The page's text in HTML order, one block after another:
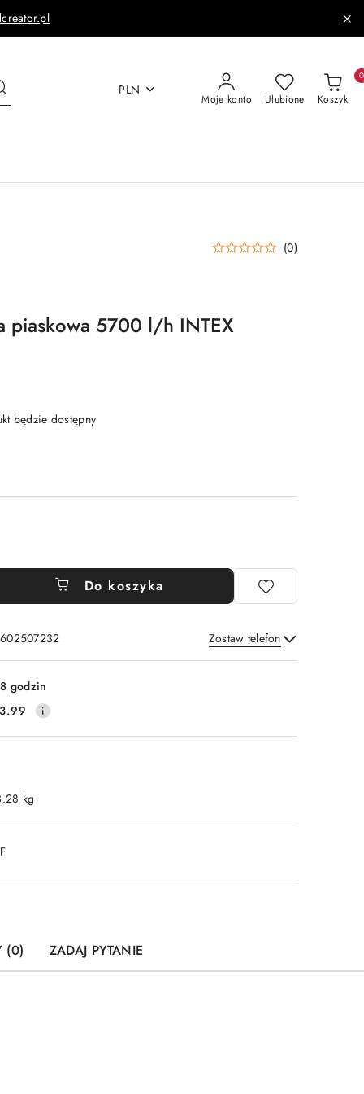
PLN
Moje konto Ulubione Koszyk
0
(0)
piaskowa 5700 l/h INTEX
będzie dostępny
Do koszyka
Zostaw telefon
Wyślij
godzin
kg
(0) ZADAJ PYTANIE